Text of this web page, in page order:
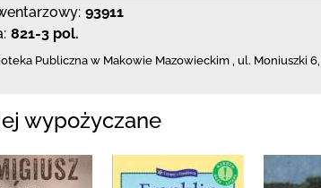
93911
821-3 pol.
Publiczna w Makowie Mazowieckim , ul. Moniuszki 6,
wypożyczane